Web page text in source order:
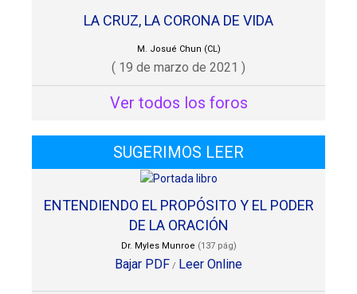
LA CRUZ, LA CORONA DE VIDA
M. Josué Chun (CL)
( 19 de marzo de 2021 )
Ver todos los foros
SUGERIMOS LEER
ENTENDIENDO EL PROPÓSITO Y EL PODER
DE LA ORACIÓN
Dr. Myles Munroe (137 pág)
Bajar PDF / Leer Online